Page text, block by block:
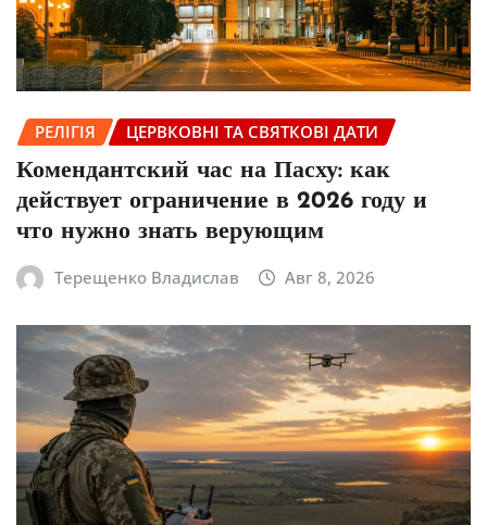
РЕЛІГІЯ ЦЕРВКОВНІ ТА СВЯТКОВІ ДАТИ
Комендантский час на Пасху: как
действует ограничение в 2026 году и
что нужно знать верующим
Терещенко Владислав Авг 8, 2026